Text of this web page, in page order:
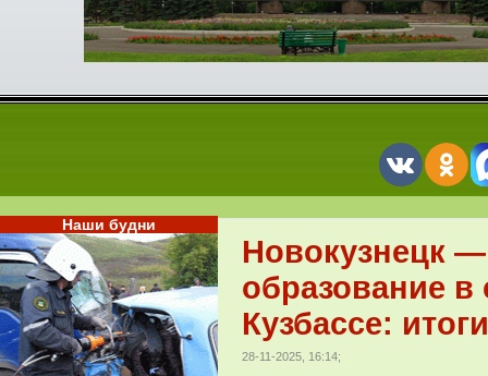
Новокузнецк
образование в
Кузбассе:
28-11-2025, 16:14;
Наши будни